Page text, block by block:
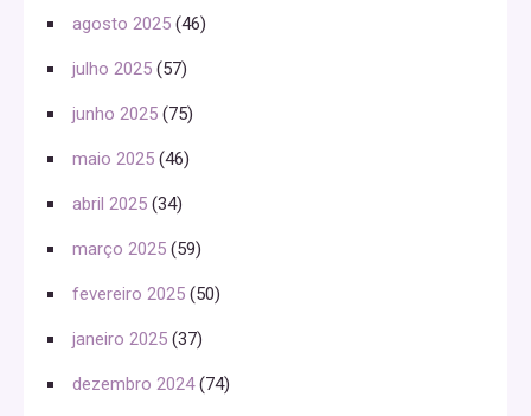
agosto 2025 (46)
julho 2025 (57)
junho 2025 (75)
maio 2025 (46)
abril 2025 (34)
março 2025 (59)
fevereiro 2025 (50)
janeiro 2025 (37)
dezembro 2024(74)